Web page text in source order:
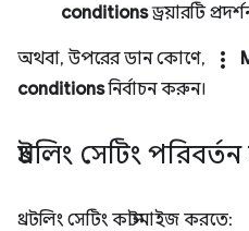
conditionsড্রয়ারটি
অথবা, উপরের ডান কোণে, more_vert
conditionsনির্বাচন করুন।
থ্রটলিং সেটিং
থ্রটলিং সেটিং কাস্টমাইজ করতে: